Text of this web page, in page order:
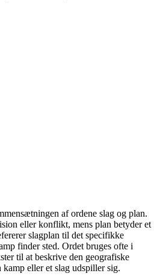
af ordene slag og plan.
eller konflikt, mens plan betyder et
slagplan til det specifikke
finder sted. Ordet bruges ofte i
til at beskrive den geografiske
eller et slag udspiller sig.